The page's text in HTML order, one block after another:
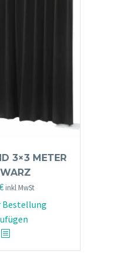
3×3 METER
inkl MwSt
Bestellung